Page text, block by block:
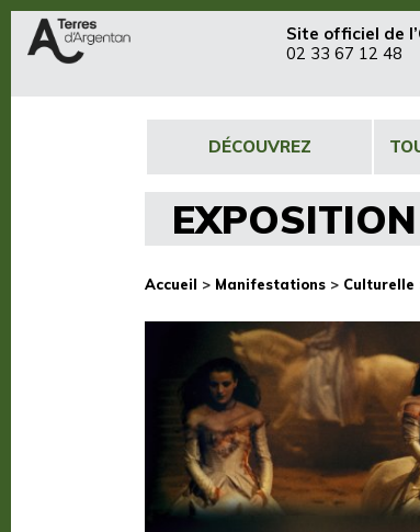
Site officiel de
02 33 67 12 48
DÉCOUVREZ
Accueil > Manifestations > Culturelle